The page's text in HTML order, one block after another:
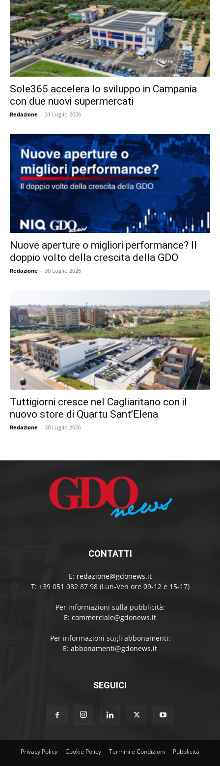
Sole365 accelera lo sviluppo in Campania
con due nuovi supermercati
Redazione - 31 Luglio 2026
Nuove aperture o migliori performance? Il
doppio volto della crescita della GDO
Redazione - 30 Luglio 2026
Tuttigiorni cresce nel Cagliaritano con il
nuovo store di Quartu Sant’Elena
Redazione - 30 Luglio 2026
CONTATTI
E: redazione@gdonews.it
T: +39 051 082 87 98 (Lun-Ven ore 09-12 e 15-17)
Per informazioni sulla pubblicità:
E: commerciale@gdonews.it
Per informazioni sugli abbonamenti:
E: abbonamenti@gdonews.it
SEGUICI
Privacy Policy Cookie Policy Termini e Condizioni Pubblicità